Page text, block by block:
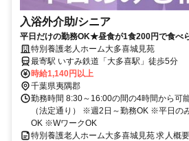
入浴外介助/シニア
平日だけの勤務OK★昼食が1食200円で食べ
資格や経験不問☆2023年6月に開設したきれ
喜駅、特養、入浴外介助（シニア）、日勤パ
特別養護老人ホーム大多喜城見苑
最寄駅 いすみ鉄道「大多喜駅」徒歩5分
時給1,140円以上
千葉県夷隅郡
勤務時間 8:30～16:00の間の4時間から可
（法定通り） ※週2日～勤務OK ※平日の
OK ※WワークOK
特別養護老人ホーム大多喜城見苑 求人概